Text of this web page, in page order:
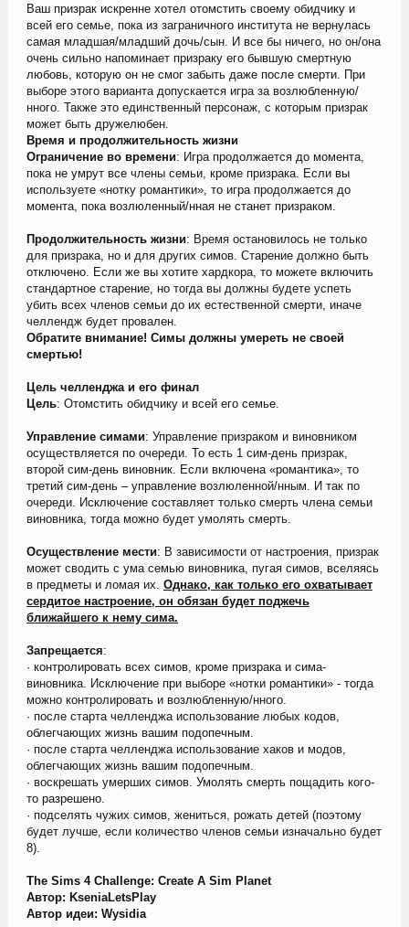
Ваш призрак искренне хотел отомстить своему обидчику и
всей его семье, пока из заграничного института не вернулась
самая младшая/младший дочь/сын. И все бы ничего, но он/она
очень сильно напоминает призраку его бывшую смертную
любовь, которую он не смог забыть даже после смерти. При
выборе этого варианта допускается игра за возлюбленную/
нного. Также это единственный персонаж, с которым призрак
может быть дружелюбен.
Время и продолжительность жизни
Ограничение во времени: Игра продолжается до момента,
пока не умрут все члены семьи, кроме призрака. Если вы
используете «нотку романтики», то игра продолжается до
момента, пока возлюленный/нная не станет призраком.
Продолжительность жизни: Время остановилось не только
для призрака, но и для других симов. Старение должно быть
отключено. Если же вы хотите хардкора, то можете включить
стандартное старение, но тогда вы должны будете успеть
убить всех членов семьи до их естественной смерти, иначе
челлендж будет провален.
Обратите внимание! Симы должны умереть не своей
смертью!
Цель челленджа и его финал
Цель: Отомстить обидчику и всей его семье.
Управление симами: Управление призраком и виновником
осуществляется по очереди. То есть 1 сим-день призрак,
второй сим-день виновник. Если включена «романтика», то
третий сим-день – управление возлюленной/нным. И так по
очереди. Исключение составляет только смерть члена семьи
виновника, тогда можно будет умолять смерть.
Осуществление мести: В зависимости от настроения, призрак
может сводить с ума семью виновника, пугая симов, вселяясь
в предметы и ломая их. Однако, как только его охватывает
сердитое настроение, он обязан будет поджечь
ближайшего к нему сима.
Запрещается:
· контролировать всех симов, кроме призрака и сима-
виновника. Исключение при выборе «нотки романтики» - тогда
можно контролировать и возлюбленную/нного.
· после старта челленджа использование любых кодов,
облегчающих жизнь вашим подопечным.
· после старта челленджа использование хаков и модов,
облегчающих жизнь вашим подопечным.
· воскрешать умерших симов. Умолять смерть пощадить кого-
то разрешено.
· подселять чужих симов, жениться, рожать детей (поэтому
будет лучше, если количество членов семьи изначально будет
8).
The Sims 4 Challenge: Create A Sim Planet
Автор: KseniaLetsPlay
Автор идеи: Wysidia